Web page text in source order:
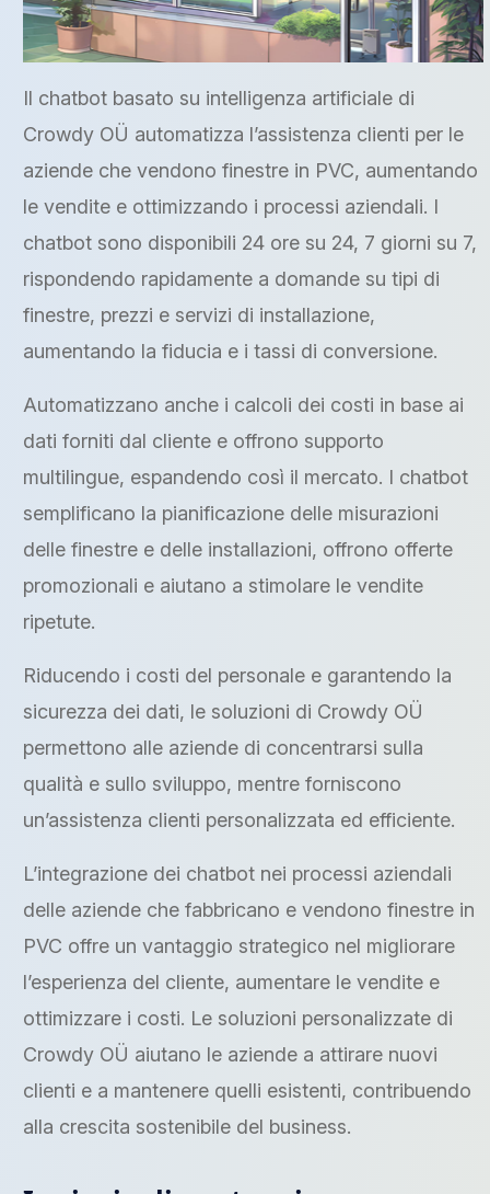
Il chatbot basato su intelligenza artificiale di
Crowdy OÜ automatizza l’assistenza clienti per le
aziende che vendono finestre in PVC, aumentando
le vendite e ottimizzando i processi aziendali. I
chatbot sono disponibili 24 ore su 24, 7 giorni su 7,
rispondendo rapidamente a domande su tipi di
finestre, prezzi e servizi di installazione,
aumentando la fiducia e i tassi di conversione.
Automatizzano anche i calcoli dei costi in base ai
dati forniti dal cliente e offrono supporto
multilingue, espandendo così il mercato. I chatbot
semplificano la pianificazione delle misurazioni
delle finestre e delle installazioni, offrono offerte
promozionali e aiutano a stimolare le vendite
ripetute.
Riducendo i costi del personale e garantendo la
sicurezza dei dati, le soluzioni di Crowdy OÜ
permettono alle aziende di concentrarsi sulla
qualità e sullo sviluppo, mentre forniscono
un’assistenza clienti personalizzata ed efficiente.
L’integrazione dei chatbot nei processi aziendali
delle aziende che fabbricano e vendono finestre in
PVC offre un vantaggio strategico nel migliorare
l’esperienza del cliente, aumentare le vendite e
ottimizzare i costi. Le soluzioni personalizzate di
Crowdy OÜ aiutano le aziende a attirare nuovi
clienti e a mantenere quelli esistenti, contribuendo
alla crescita sostenibile del business.